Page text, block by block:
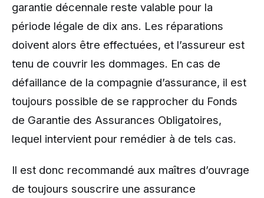
garantie décennale reste valable pour la
période légale de dix ans. Les réparations
doivent alors être effectuées, et l’assureur est
tenu de couvrir les dommages. En cas de
défaillance de la compagnie d’assurance, il est
toujours possible de se rapprocher du Fonds
de Garantie des Assurances Obligatoires,
lequel intervient pour remédier à de tels cas.
Il est donc recommandé aux maîtres d’ouvrage
de toujours souscrire une assurance